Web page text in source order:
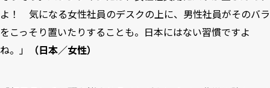
よ！ 気になる女性社員のデスクの上に、男性社員がそのバラ
をこっそり置いたりすることも。日本にはない習慣ですよ
ね。」
（日本／女性）